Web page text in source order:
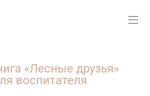
«Лесные друзья»
воспитателя